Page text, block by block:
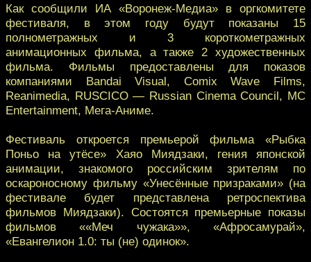
Как сообщили ИА «Воронеж-Медиа» в оргкомитете
фестиваля, в этом году будут показаны 15
полнометражных и 3 короткометражных
анимационных фильма, а также 2 художественных
фильма. Фильмы предоставлены для показов
компаниями Bandai Visual, Comix Wave Films,
Reanimedia, RUSCICO — Russian Cinema Council, MC
Entertainment, Мега-Аниме.
Фестиваль откроется премьерой фильма «Рыбка
Поньо на утёсе» Хаяо Миядзаки, гения японской
анимации, знакомого российским зрителям по
оскароносному фильму «Унесённые призраками» (на
фестивале будет представлена ретроспектива
фильмов Миядзаки). Состоятся премьерные показы
фильмов ««Меч чужака»», «Афросамурай»,
«Евангелион 1.0: ты (не) одинок».